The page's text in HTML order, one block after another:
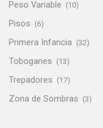
Peso Variable (10)
Pisos (6)
Primera Infancia (32)
Toboganes (13)
Trepadores (17)
Zona de Sombras (3)